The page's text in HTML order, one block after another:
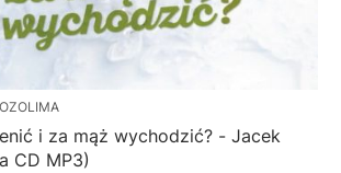
i za mąż wychodzić? - Jacek
CD MP3)